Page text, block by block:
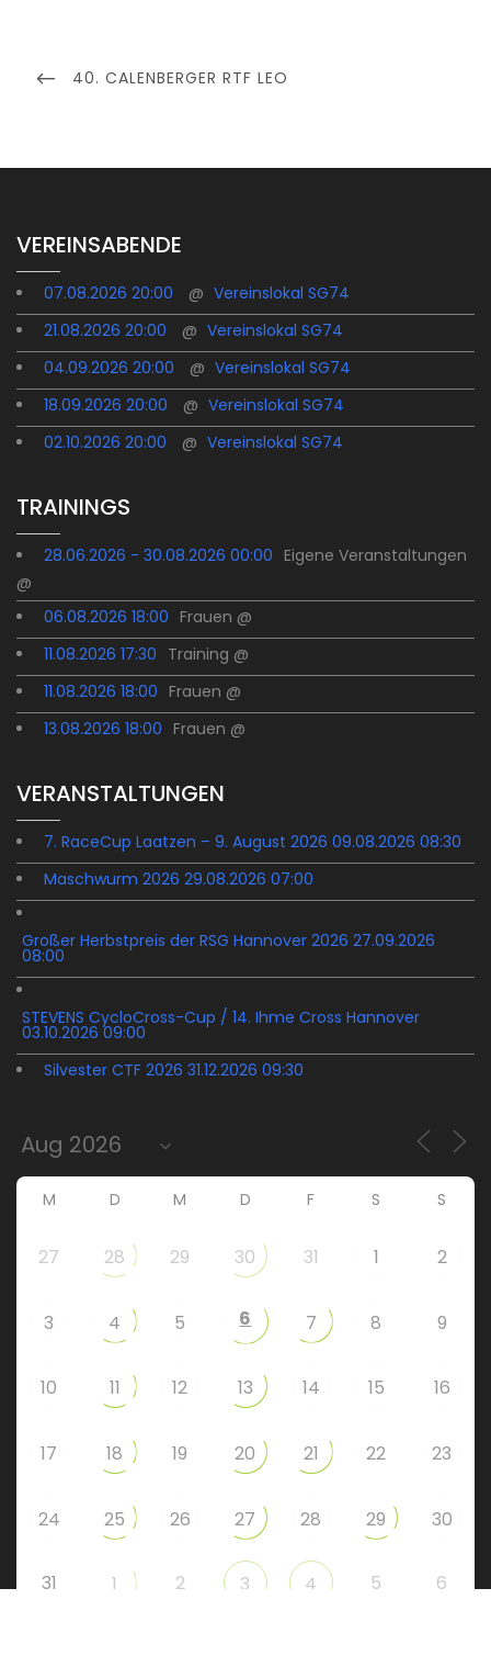
PREVIOUS
40. CALENBERGER RTF LEO
VEREINSABENDE
07.08.2026 20:00 @ Vereinslokal SG74
21.08.2026 20:00
@ Vereinslokal SG74
04.09.2026 20:00
@ Vereinslokal SG74
18.09.2026 20:00
@ Vereinslokal SG74
02.10.2026 20:00
@ Vereinslokal SG74
TRAININGS
28.06.2026 - 30.08.2026 00:00 Eigene Veranstaltungen
@
06.08.2026 18:00 Frauen @
11.08.2026 17:30 Training @
11.08.2026 18:00 Frauen @
13.08.2026 18:00 Frauen @
VERANSTALTUNGEN
7. RaceCup Laatzen – 9. August 2026 09.08.2026 08:30
Maschwurm 2026 29.08.2026 07:00
Großer Herbstpreis der RSG Hannover 2026 27.09.2026
08:00
STEVENS CycloCross-Cup / 14. Ihme Cross Hannover
03.10.2026 09:00
Silvester CTF 2026 31.12.2026 09:30
M D M D F S S
27 28 29 30 31 1 2
3 4 5 6 7 8 9
10 11 12 13 14 15 16
17 18 19 20 21 22 23
24 25 26 27 28 29 30
31 1 2 3 4 5 6